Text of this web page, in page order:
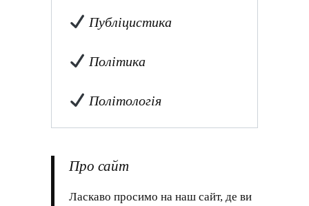
Публіцистика
Політика
Політологія
Про сайт
Ласкаво просимо на наш сайт, де ви